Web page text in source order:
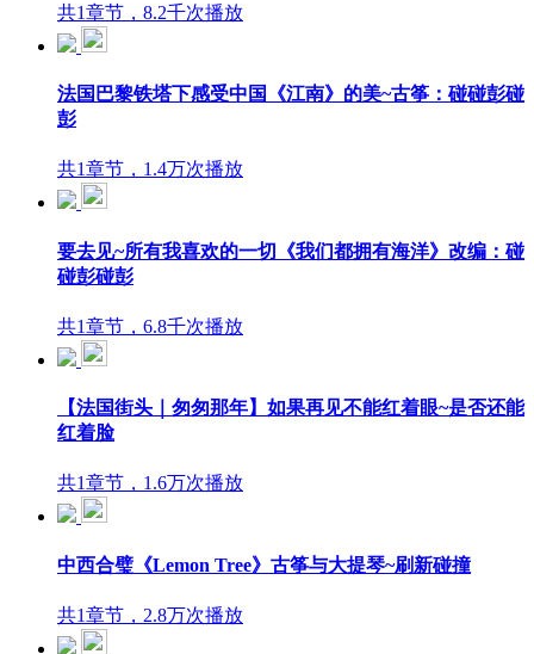
共1章节，8.2千次播放
法国巴黎铁塔下感受中国《江南》的美~古筝：碰碰彭碰
彭
共1章节，1.4万次播放
要去见~所有我喜欢的一切《我们都拥有海洋》改编：碰
碰彭碰彭
共1章节，6.8千次播放
【法国街头｜匆匆那年】如果再见不能红着眼~是否还能
红着脸
共1章节，1.6万次播放
中西合璧《Lemon Tree》古筝与大提琴~刷新碰撞
共1章节，2.8万次播放